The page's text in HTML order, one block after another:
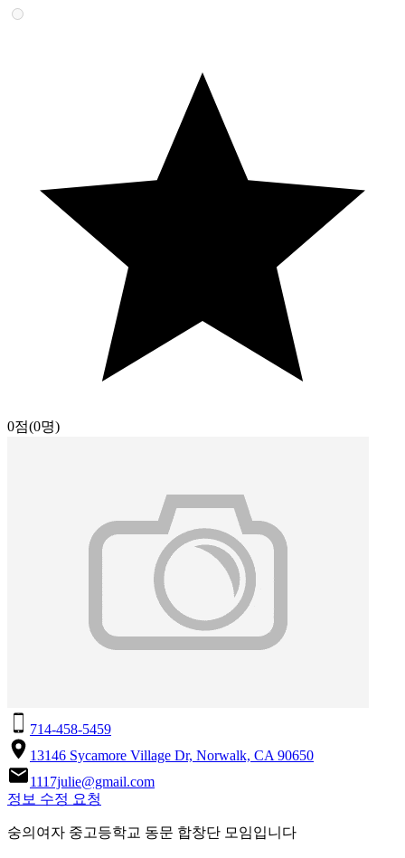
0점(0명)
714-458-5459
13146 Sycamore Village Dr, Norwalk, CA 90650
1117julie@gmail.com
정보 수정 요청
숭의여자 중고등학교 동문 합창단 모임입니다